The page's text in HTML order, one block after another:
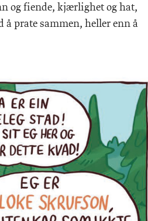
og fiende, kjærlighet og hat,
å prate sammen, heller enn å